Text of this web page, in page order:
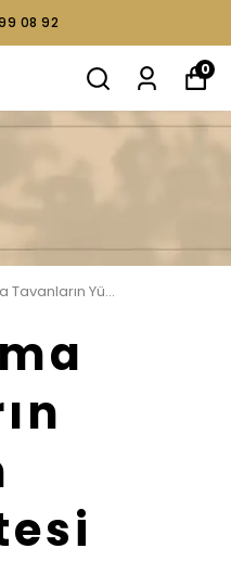
08 92
0
Kafes Asma Tavanların Yükselen Popülaritesi